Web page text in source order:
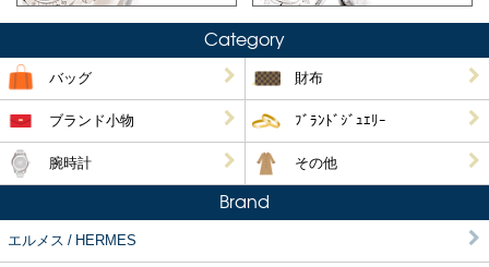
Category
バッグ 財布
ブランド小物 ﾌﾞﾗﾝﾄﾞｼﾞｭｴﾘｰ
腕時計 その他
Brand
エルメス / HERMES